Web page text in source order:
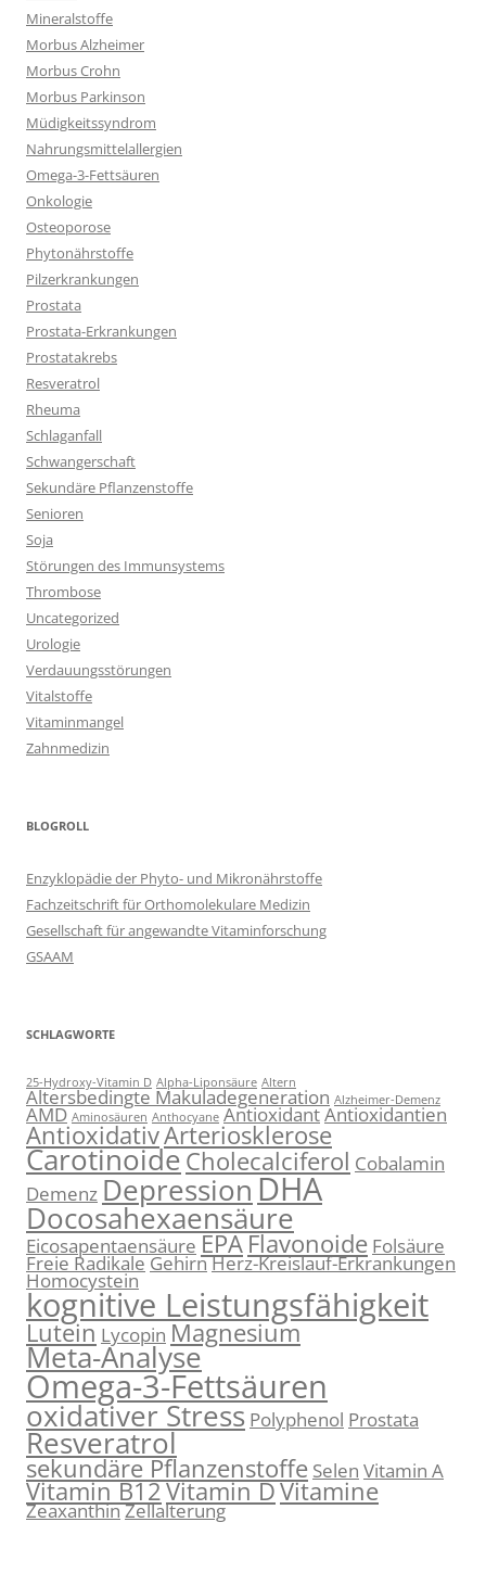
Mineralstoffe
Morbus Alzheimer
Morbus Crohn
Morbus Parkinson
Müdigkeitssyndrom
Nahrungsmittelallergien
Omega-3-Fettsäuren
Onkologie
Osteoporose
Phytonährstoffe
Pilzerkrankungen
Prostata
Prostata-Erkrankungen
Prostatakrebs
Resveratrol
Rheuma
Schlaganfall
Schwangerschaft
Sekundäre Pflanzenstoffe
Senioren
Soja
Störungen des Immunsystems
Thrombose
Uncategorized
Urologie
Verdauungsstörungen
Vitalstoffe
Vitaminmangel
Zahnmedizin
BLOGROLL
Enzyklopädie der Phyto- und Mikronährstoffe
Fachzeitschrift für Orthomolekulare Medizin
Gesellschaft für angewandte Vitaminforschung
GSAAM
SCHLAGWORTE
25-Hydroxy-Vitamin D Alpha-Liponsäure Altern
Altersbedingte Makuladegeneration Alzheimer-Demenz
AMD Aminosäuren Anthocyane AntioxidantAntioxidantien
AntioxidativArteriosklerose
CarotinoideCholecalciferol Cobalamin
Demenz DepressionDHA
Docosahexaensäure
Eicosapentaensäure EPAFlavonoide Folsäure
Freie RadikaleGehirnHerz-Kreislauf-Erkrankungen
Homocystein
kognitive Leistungsfähigkeit
Lutein Lycopin Magnesium
Meta-Analyse
Omega-3-Fettsäuren
oxidativer Stress Polyphenol Prostata
Resveratrol
sekundäre Pflanzenstoffe Selen Vitamin A
Vitamin B12Vitamin DVitamine
ZeaxanthinZellalterung